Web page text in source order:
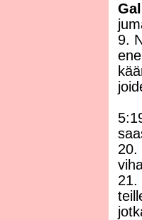
Gal
9.
20.
21.